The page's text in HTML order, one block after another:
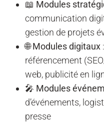
📖 Modules
communication
gestion de projets
🌐Modules digitaux
référencement
web, publicité en
🎤 Modules
d’événements,
presse